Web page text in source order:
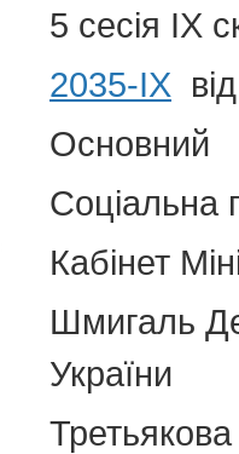
5 сесія IX
2035-ІХ
Основний
Соціальна
Кабінет
Шмигаль
України